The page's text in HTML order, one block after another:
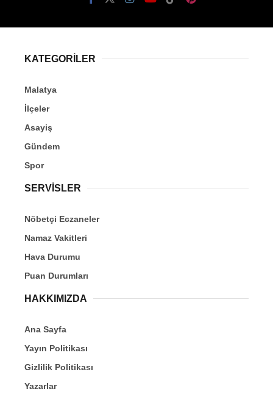
KATEGORİLER
Malatya
İlçeler
Asayiş
Gündem
Spor
SERVİSLER
Nöbetçi Eczaneler
Namaz Vakitleri
Hava Durumu
Puan Durumları
HAKKIMIZDA
Ana Sayfa
Yayın Politikası
Gizlilik Politikası
Yazarlar